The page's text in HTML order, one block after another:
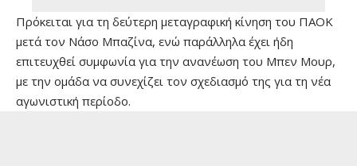
Πρόκειται για τη δεύτερη μεταγραφική κίνηση του ΠΑΟΚ
μετά τον Νάσο Μπαζίνα, ενώ παράλληλα έχει ήδη
επιτευχθεί συμφωνία για την ανανέωση του Μπεν Μουρ,
με την ομάδα να συνεχίζει τον σχεδιασμό της για τη νέα
αγωνιστική περίοδο.